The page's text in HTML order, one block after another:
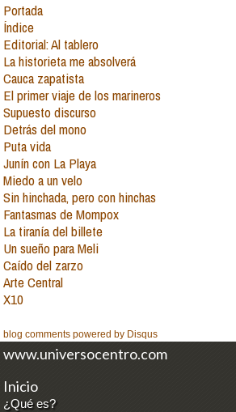
Portada
Índice
Editorial: Al tablero
La historieta me absolverá
Cauca zapatista
El primer viaje de los marineros
Supuesto discurso
Detrás del mono
Puta vida
Junín con La Playa
Miedo a un velo
Sin hinchada, pero con hinchas
Fantasmas de Mompox
La tiranía del billete
Un sueño para Meli
Caído del zarzo
Arte Central
X10
blog comments powered by Disqus
www.universocentro.com
Inicio
¿Qué es?